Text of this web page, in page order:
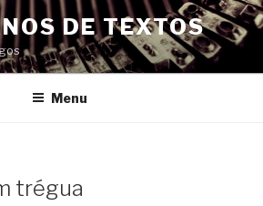
DE TEXTOS
Menu
trégua